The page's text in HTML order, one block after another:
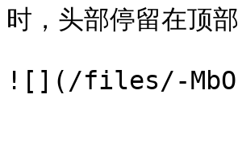
时，头部停留在顶部